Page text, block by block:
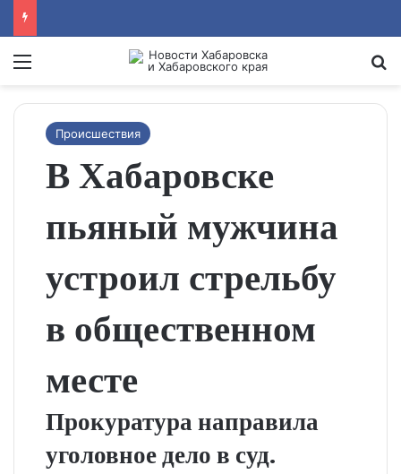
Menu
Происшествия
В Хабаровске
пьяный мужчина
устроил стрельбу
в общественном
месте
Прокуратура направила
уголовное дело в суд.